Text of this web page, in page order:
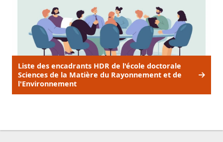
Liste des encadrants HDR de l'école doctorale
Sciences de la Matière du Rayonnement et de
l'Environnement